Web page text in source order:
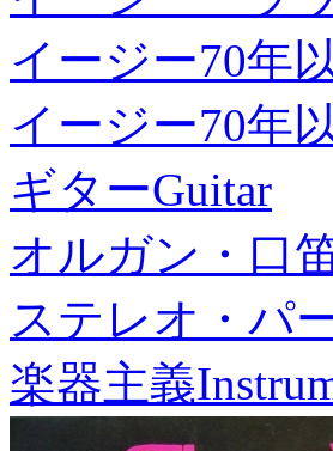
イージー70年
イージー70年
ギターGuitar
オルガン・口
ステレオ・パ
楽器主義